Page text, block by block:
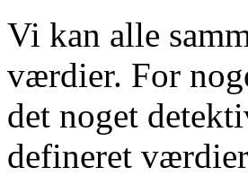
Vi kan alle
værdier. For
det noget
defineret